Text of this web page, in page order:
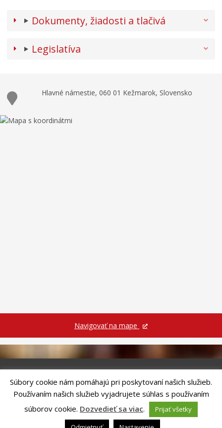
Dokumenty, žiadosti a tlačivá
Legislatíva
Hlavné námestie, 060 01 Kežmarok, Slovensko
Navigovať na mape
Riešenie ANTIK SMART CITY
| Technický prevádzkovateľ – MVI
Technology, s.r.o.
Správca webového sídla: Mesto Kežmarok, Hlavné námestie, 060 01
Kežmarok, tel.: +421524660111
podatelna@kezmarok.sk,|Vyhlásenie o prístupnosti
Súbory cookie nám pomáhajú pri poskytovaní našich služieb.
Používaním našich služieb vyjadrujete súhlas s používaním
súborov cookie. Dozvedieť sa viac.
Prijať všetky